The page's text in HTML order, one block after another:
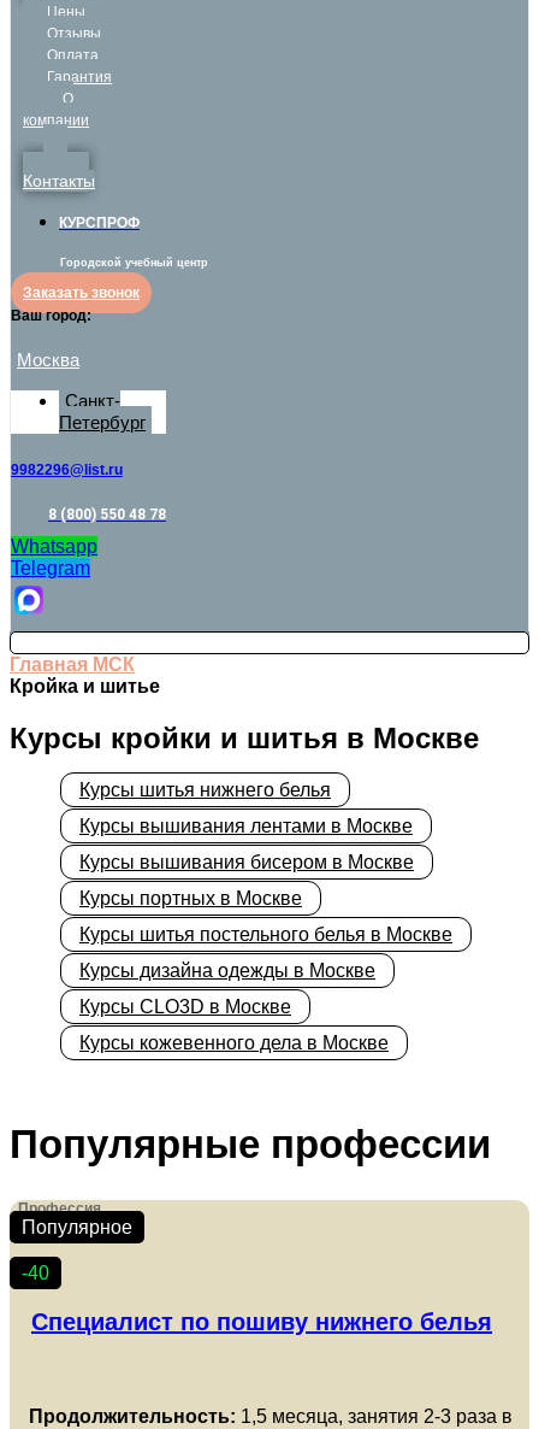
Цены
Отзывы
Оплата
Гарантия
О
компании
Контакты
КУРСПРОФ
Городской учебный центр
Заказать звонок
Ваш город:
Москва
Санкт-
Петербург
9982296@list.ru
8 (800) 550 48 78
Whatsapp
Telegram
Главная МСК
Кройка и шитье
Курсы кройки и шитья в Москве
Курсы шитья нижнего белья
Курсы вышивания лентами в Москве
Курсы вышивания бисером в Москве
Курсы портных в Москве
Курсы шитья постельного белья в Москве
Курсы дизайна одежды в Москве
Курсы CLO3D в Москве
Курсы кожевенного дела в Москве
Популярные профессии
Профессия
Популярное
-40
Специалист по пошиву нижнего белья
Продолжительность: 1,5 месяца, занятия 2-3 раза в